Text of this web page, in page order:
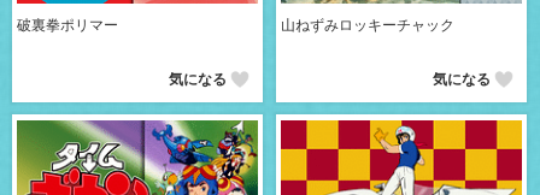
破裏拳ポリマー
気になる
山ねずみロッキーチャック
気になる